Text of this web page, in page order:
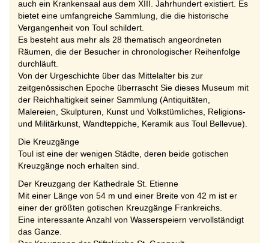
auch ein Krankensaal aus dem XIII. Jahrhundert existiert. Es
bietet eine umfangreiche Sammlung, die die historische
Vergangenheit von Toul schildert.
Es besteht aus mehr als 28 thematisch angeordneten
Räumen, die der Besucher in chronologischer Reihenfolge
durchläuft.
Von der Urgeschichte über das Mittelalter bis zur
zeitgenössischen Epoche überrascht Sie dieses Museum mit
der Reichhaltigkeit seiner Sammlung (Antiquitäten,
Malereien, Skulpturen, Kunst und Volkstümliches, Religions-
und Militärkunst, Wandteppiche, Keramik aus Toul Bellevue).
Die Kreuzgänge
Toul ist eine der wenigen Städte, deren beide gotischen
Kreuzgänge noch erhalten sind.
Der Kreuzgang der Kathedrale St. Etienne
Mit einer Länge von 54 m und einer Breite von 42 m ist er
einer der größten gotischen Kreuzgänge Frankreichs.
Eine interessante Anzahl von Wasserspeiern vervollständigt
das Ganze.